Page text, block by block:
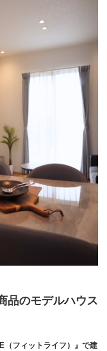
品のモデルハウス
（フィットライフ）』で建